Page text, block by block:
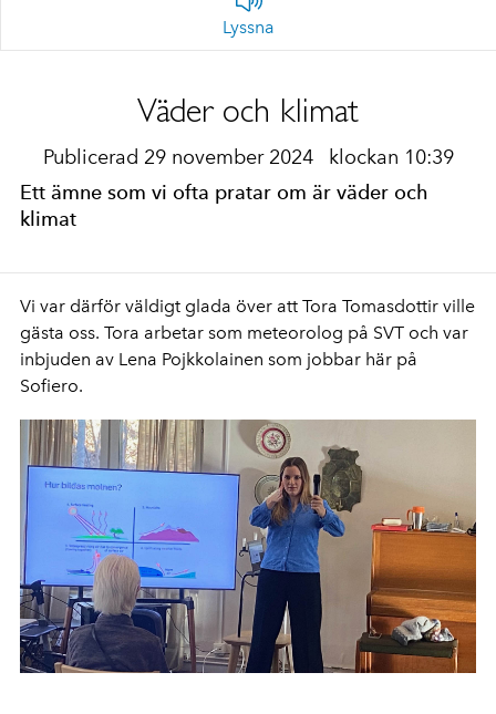
Lyssna
Väder och klimat
Publicerad 29 november 2024 klockan 10:39
Ett ämne som vi ofta pratar om är väder och
klimat
Vi var därför väldigt glada över att Tora Tomasdottir ville
gästa oss. Tora arbetar som meteorolog på SVT och var
inbjuden av Lena Pojkkolainen som jobbar här på
Sofiero.